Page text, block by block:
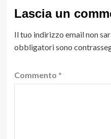
Lascia un
Il tuo indirizzo email non
obbligatori sono
Commento *